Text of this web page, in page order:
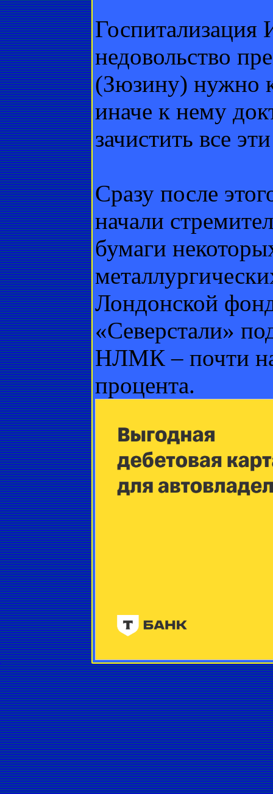
Госпитализация
недовольство
(Зюзину) нужно
иначе к нему
зачистить все
Сразу после
начали
бумаги
Лондонской
«Северстали»
НЛМК – почти
процента.